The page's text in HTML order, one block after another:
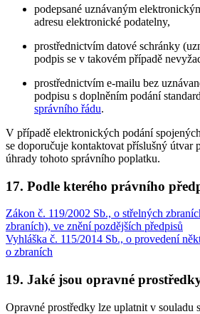
podepsané uznávaným
adresu elektronické podatelny,
prostřednictvím datové schránky
podpis se v takovém případě
prostřednictvím e-mailu bez
podpisu s doplněním podání
správního řádu.
V případě elektronických podání
se doporučuje kontaktovat příslušný útvar
úhrady tohoto správního poplatku.
17. Podle kterého právního
Zákon č. 119/2002 Sb., o střelných
zbraních), ve znění pozdějších předpisů
Vyhláška č. 115/2014 Sb., o provedení
o zbraních
19. Jaké jsou opravné
Opravné prostředky lze uplatnit v souladu